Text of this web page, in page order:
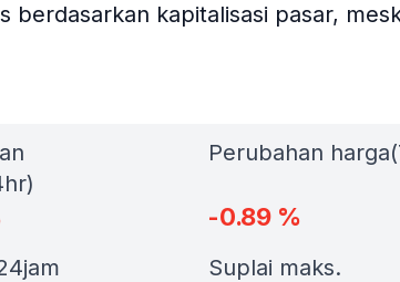
kapitalisasi pasar,
Perubahan
-0.89 %
Suplai maks.